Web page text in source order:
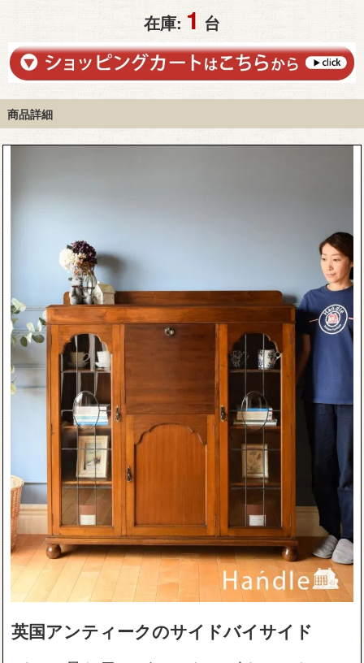
在庫: 1 台
商品詳細
英国アンティークのサイドバイサイド